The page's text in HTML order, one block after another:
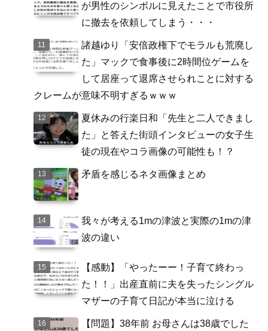
が男性のシンボルに見えたことで市役所
に撤去を依頼してしまう・・・
諸越ゆり「安倍政権下でモラルも荒廃し
た」マックで食事後に2時間位ゲームを
して居座って退席させられことに対する
クレームが意味不明すぎるｗｗｗ
夏休みの行楽日和「先生と二人できまし
た」と答えた街頭インタビューの女子生
徒の現在やコラ画像の可能性も！？
矛盾を感じるネタ画像まとめ
我々が考える1mの津波と実際の1mの津
波の違い
【感動】「やったーー！子育て終わっ
た！！」出産直前に夫を失ったシングル
マザーの子育て日記が本当に泣ける
【問題】38年前 お母さんは38歳でした